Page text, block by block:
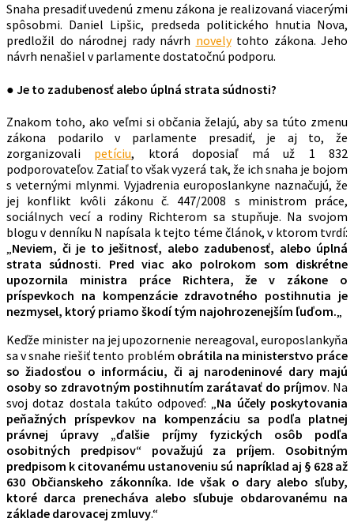
Snaha presadiť uvedenú zmenu zákona je realizovaná viacerými
spôsobmi. Daniel Lipšic, predseda politického hnutia Nova,
predložil do národnej rady návrh novelytohto zákona. Jeho
návrh nenašiel v parlamente dostatočnú podporu.
● Je to zadubenosť alebo úplná strata súdnosti?
Znakom toho, ako veľmi si občania želajú, aby sa túto zmenu
zákona podarilo v parlamente presadiť, je aj to, že
zorganizovali petíciu, ktorá doposiaľ má už 1 832
podporovateľov. Zatiaľ to však vyzerá tak, že ich snaha je bojom
s veternými mlynmi. Vyjadrenia europoslankyne naznačujú, že
jej konflikt kvôli zákonu č. 447/2008 s ministrom práce,
sociálnych vecí a rodiny Richterom sa stupňuje. Na svojom
blogu v denníku N napísala k tejto téme článok, v ktorom tvrdí:
Neviem, či je to ješitnosť, alebo zadubenosť, alebo úplná
strata súdnosti. Pred viac ako polrokom som diskrétne
upozornila ministra práce Richtera, že v zákone o
príspevkoch na kompenzácie zdravotného postihnutia je
nezmysel, ktorý priamo škodí tým najohrozenejším ľuďom.
Keďže minister na jej upozornenie nereagoval, europoslankyňa
sa v snahe riešiť tento problém obrátila na ministerstvo práce
so žiadosťou o informáciu, či aj narodeninové dary majú
osoby so zdravotným postihnutím zarátavať do príjmov. Na
svoj dotaz dostala takúto odpoveď: „ Na účely poskytovania
peňažných príspevkov na kompenzáciu sa podľa platnej
právnej úpravy „ďalšie príjmy fyzických osôb podľa
osobitných predpisov“ považujú za príjem. Osobitným
predpisom k citovanému ustanoveniu sú napríklad aj § 628 až
630 Občianskeho zákonníka. Ide však o dary alebo sľuby,
ktoré darca prenecháva alebo sľubuje obdarovanému na
základe darovacej zmluvy.“